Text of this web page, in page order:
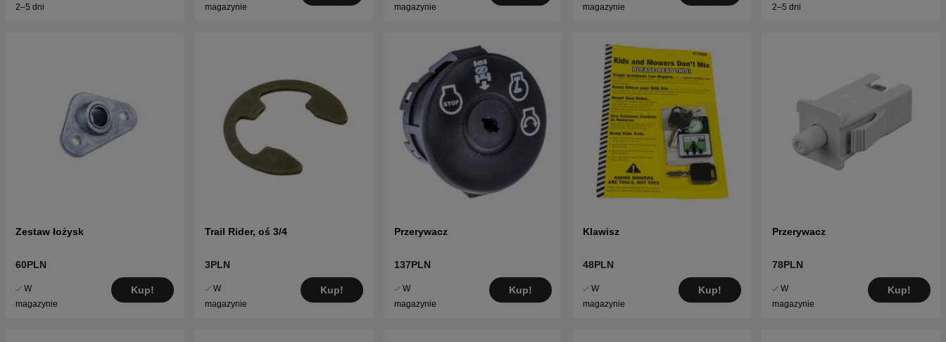
2–5 dni
magazynie
magazynie
magazynie
2–5 dni
Zestaw łożysk
60PLN
W
magazynie
Kup!
Trail Rider, oś 3/4
3PLN
W
magazynie
Kup!
Przerywacz
137PLN
W
magazynie
Kup!
Klawisz
48PLN
W
magazynie
Kup!
Przerywacz
78PLN
W
magazynie
Kup!